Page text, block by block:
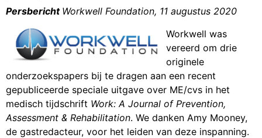
Persbericht Workwell Foundation, 11 augustus 2020
Workwell was
vereerd om drie
originele
onderzoekspapers bij te dragen aan een recent
gepubliceerde speciale uitgave over ME/cvs in het
medisch tijdschrift Work: A Journal of Prevention,
Assessment & Rehabilitation. We danken Amy Mooney,
de gastredacteur, voor het leiden van deze inspanning.